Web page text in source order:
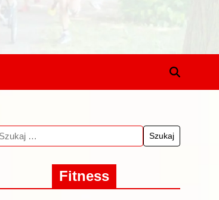
Fitness